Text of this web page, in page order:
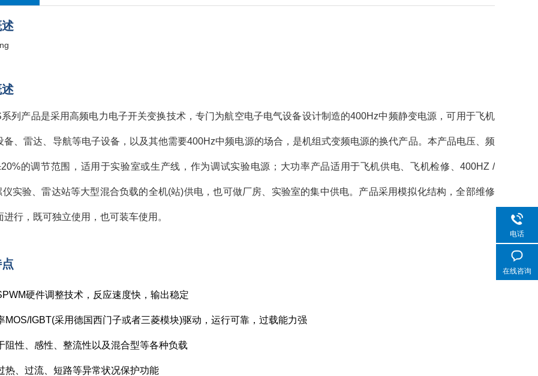
列产品是采用高频电力电子开关变换技术，专门为航空电子电气设备设计制造的400Hz中频静变电源，可用于飞机
备、雷达、导航等电子设备，以及其他需要400Hz中频电源的场合，是机组式变频电源的换代产品。本产品电压、频
的调节范围，适用于实验室或生产线，作为调试实验电源；大功率产品适用于飞机供电、飞机检修、400HZ /
仪实验、雷达站等大型混合负载的全机(站)供电，也可做厂房、实验室的集中供电。产品采用模拟化结构，全部维修
进行，既可独立使用，也可装车使用。
硬件调整技术，反应速度快，输出稳定
MOS/IGBT(采用德国西门子或者三菱模块)驱动，运行可靠，过载能力强
阻性、感性、整流性以及混合型等各种负载
热、过流、短路等异常状况保护功能
电话
在线咨询